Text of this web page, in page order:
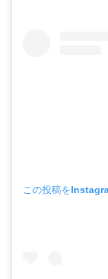
この投稿を